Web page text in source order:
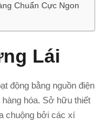
Chuẩn Cực Ngon
Lái
động bằng nguồn điện
hóa. Sở hữu thiết
chuộng bởi các xí